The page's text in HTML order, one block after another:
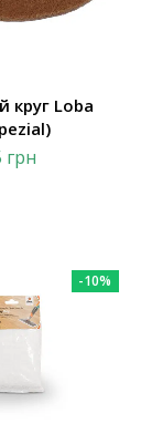
круг Loba
грн
-10%